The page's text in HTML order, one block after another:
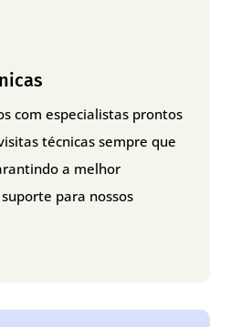
com especialistas prontos
técnicas sempre que
a melhor
para nossos